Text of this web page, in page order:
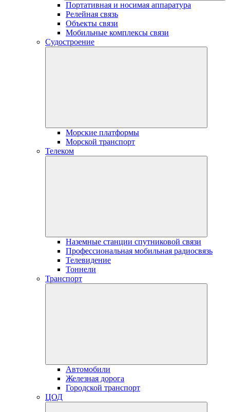
Портативная и носимая аппаратура
Релейная связь
Объекты связи
Мобильные комплексы связи
Судостроение
Морские платформы
Морской транспорт
Телеком
Наземные станции спутниковой связи
Профессиональная мобильная радиосвязь
Телевидение
Тоннели
Транспорт
Автомобили
Железная дорога
Городской транспорт
ЦОД